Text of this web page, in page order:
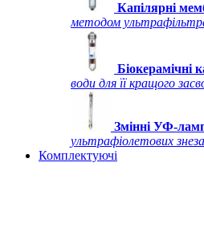
Капілярні
методом
Біокерамічні
води для її кращого
Змінні УФ-
ультрафіолетових
Комплектуючі